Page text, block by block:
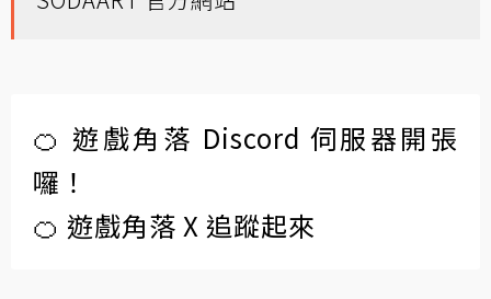
🍊 遊戲角落 Discord 伺服器開張
囉！
🍊 遊戲角落 X 追蹤起來